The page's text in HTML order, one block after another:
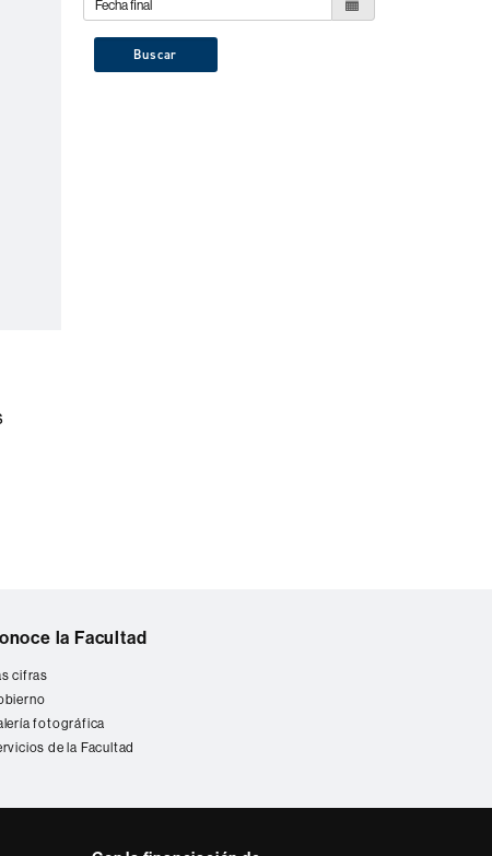
Buscar
la Facultad
cifras
fotográfica
de la Facultad